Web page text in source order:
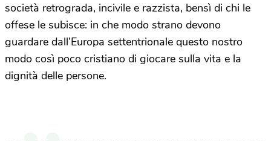
società retrograda, incivile e razzista, bensì di chi le
offese le subisce: in che modo strano devono
guardare dall’Europa settentrionale questo nostro
modo così poco cristiano di giocare sulla vita e la
dignità delle persone.